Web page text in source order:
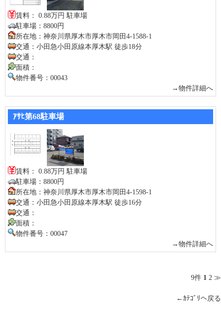
賃料： 0.88万円 駐車場
駐車場：8800円
所在地：神奈川県厚木市厚木市岡田4-1588-1
交通：小田急小田原線本厚木駅 徒歩18分
交通：
面積：
物件番号：00043
→物件詳細へ
ｱｻﾋ第68駐車場
賃料： 0.88万円 駐車場
駐車場：8800円
所在地：神奈川県厚木市厚木市岡田4-1598-1
交通：小田急小田原線本厚木駅 徒歩16分
交通：
面積：
物件番号：00047
→物件詳細へ
9件 1 2 ≫
←ｶﾃｺﾞﾘへ戻る